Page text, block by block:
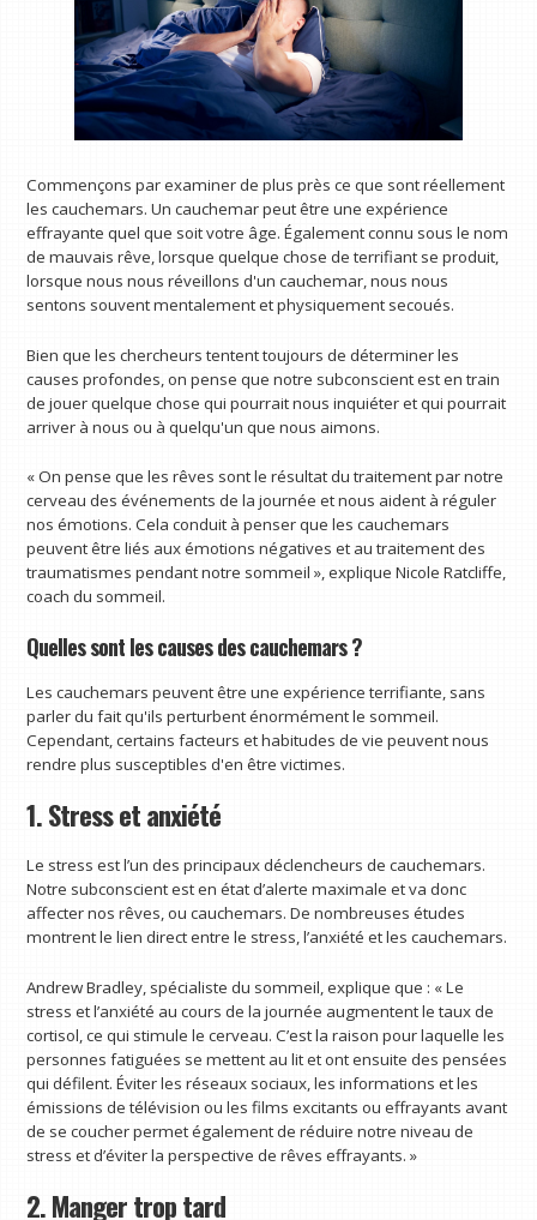
Commençons par examiner de plus près ce que sont réellement
les cauchemars. Un cauchemar peut être une expérience
effrayante quel que soit votre âge. Également connu sous le nom
de mauvais rêve, lorsque quelque chose de terrifiant se produit,
lorsque nous nous réveillons d'un cauchemar, nous nous
sentons souvent mentalement et physiquement secoués.
Bien que les chercheurs tentent toujours de déterminer les
causes profondes, on pense que notre subconscient est en train
de jouer quelque chose qui pourrait nous inquiéter et qui pourrait
arriver à nous ou à quelqu'un que nous aimons.
« On pense que les rêves sont le résultat du traitement par notre
cerveau des événements de la journée et nous aident à réguler
nos émotions. Cela conduit à penser que les cauchemars
peuvent être liés aux émotions négatives et au traitement des
traumatismes pendant notre sommeil », explique Nicole Ratcliffe,
coach du sommeil.
Quelles sont les causes des cauchemars ?
Les cauchemars peuvent être une expérience terrifiante, sans
parler du fait qu'ils perturbent énormément le sommeil.
Cependant, certains facteurs et habitudes de vie peuvent nous
rendre plus susceptibles d'en être victimes.
1. Stress et anxiété
Le stress est l’un des principaux déclencheurs de cauchemars.
Notre subconscient est en état d’alerte maximale et va donc
affecter nos rêves, ou cauchemars. De nombreuses études
montrent le lien direct entre le stress, l’anxiété et les cauchemars.
Andrew Bradley, spécialiste du sommeil, explique que : « Le
stress et l’anxiété au cours de la journée augmentent le taux de
cortisol, ce qui stimule le cerveau. C’est la raison pour laquelle les
personnes fatiguées se mettent au lit et ont ensuite des pensées
qui défilent. Éviter les réseaux sociaux, les informations et les
émissions de télévision ou les films excitants ou effrayants avant
de se coucher permet également de réduire notre niveau de
stress et d’éviter la perspective de rêves effrayants. »
2. Manger trop tard